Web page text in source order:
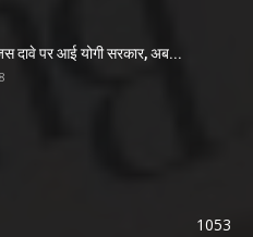
दावे पर आई योगी सरकार, अब...
1053